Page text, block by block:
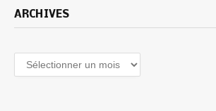
ARCHIVES
Archives